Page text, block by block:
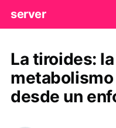
server
La tiroides:
desde un